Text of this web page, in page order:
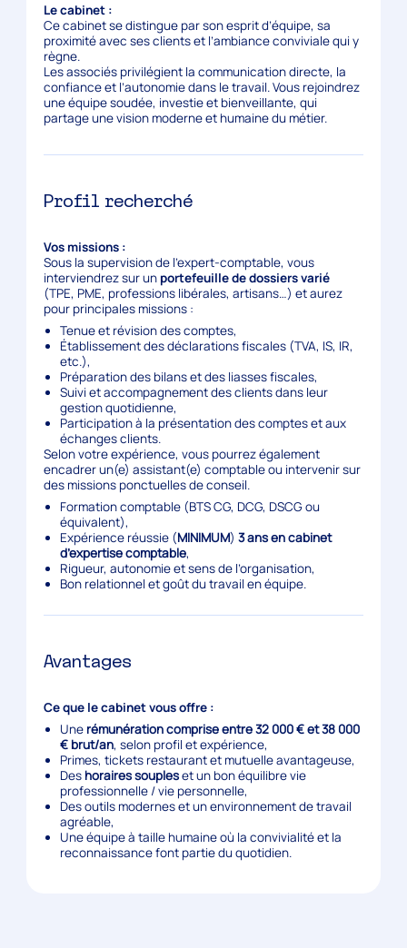
Le cabinet :
Ce cabinet se distingue par son esprit d’équipe, sa
proximité avec ses clients et l’ambiance conviviale qui y
règne.
Les associés privilégient la communication directe, la
confiance et l’autonomie dans le travail. Vous rejoindrez
une équipe soudée, investie et bienveillante, qui
partage une vision moderne et humaine du métier.
Profil recherché
Vos missions :
Sous la supervision de l’expert-comptable, vous
interviendrez sur un portefeuille de dossiers varié
(TPE, PME, professions libérales, artisans…) et aurez
pour principales missions :
Tenue et révision des comptes,
Établissement des déclarations fiscales (TVA, IS, IR,
etc.),
Préparation des bilans et des liasses fiscales,
Suivi et accompagnement des clients dans leur
gestion quotidienne,
Participation à la présentation des comptes et aux
échanges clients.
Selon votre expérience, vous pourrez également
encadrer un(e) assistant(e) comptable ou intervenir sur
des missions ponctuelles de conseil.
Formation comptable (BTS CG, DCG, DSCG ou
équivalent),
Expérience réussie (MINIMUM) 3 ans en cabinet
d’expertise comptable,
Rigueur, autonomie et sens de l’organisation,
Bon relationnel et goût du travail en équipe.
Avantages
Ce que le cabinet vous offre :
Une rémunération comprise entre 32 000 € et 38 000
€ brut/an, selon profil et expérience,
Primes, tickets restaurant et mutuelle avantageuse,
Des horaires soupleset un bon équilibre vie
professionnelle / vie personnelle,
Des outils modernes et un environnement de travail
agréable,
Une équipe à taille humaine où la convivialité et la
reconnaissance font partie du quotidien.